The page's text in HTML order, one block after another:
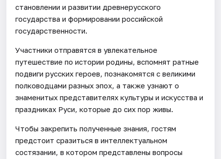
становлении и развитии древнерусского
государства и формировании российской
государственности.
Участники отправятся в увлекательное
путешествие по истории родины, вспомнят ратные
подвиги русских героев, познакомятся с великими
полководцами разных эпох, а также узнают о
знаменитых представителях культуры и искусства и
праздниках Руси, которые до сих пор живы.
Чтобы закрепить полученные знания, гостям
предстоит сразиться в интеллектуальном
состязании, в котором представлены вопросы